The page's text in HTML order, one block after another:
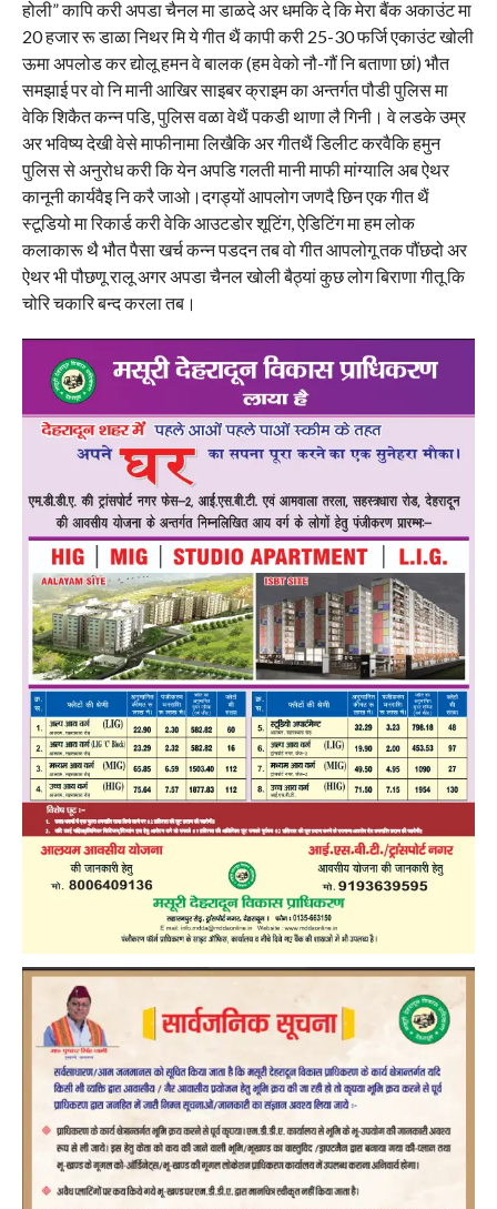
होली” कापि करी अपडा चैनल मा डाळदे अर धमकि दे कि मेरा बैंक अकाउंट मा
20 हजार रू डाळा निथर मि ये गीत थैं कापी करी 25-30 फर्जि एकाउंट खोली
ऊमा अपलोड कर द्योलू हमन वे बालक (हम वेको नौ-गौं नि बताणा छां) भौत
समझाई पर वो नि मानी आखिर साइबर क्राइम का अन्तर्गत पौडी पुलिस मा
वेकि शिकैत कन्न पडि, पुलिस वळा वेथैं पकडी थाणा लै गिनी। वे लडके उम्र
अर भविष्य देखी वेसे माफीनामा लिखैकि अर गीतथैं डिलीट करवैकि हमुन
पुलिस से अनुरोध करी कि येन अपडि गलती मानी माफी मांग्यालि अब ऐथर
कानूनी कार्यवैइ नि करै जाओ।दगड्यों आपलोग जणदै छिन एक गीत थैं
स्टूडियो मा रिकार्ड करी वेकि आउटडोर शूटिंग, ऐडिटिंग मा हम लोक
कलाकारू थै भौत पैसा खर्च कन्न पडदन तब वो गीत आपलोगू तक पौंछदो अर
ऐथर भी पौछणू रालू अगर अपडा चैनल खोली बैठ्यां कुछ लोग बिराणा गीतू कि
चोरि चकारि बन्द करला तब।